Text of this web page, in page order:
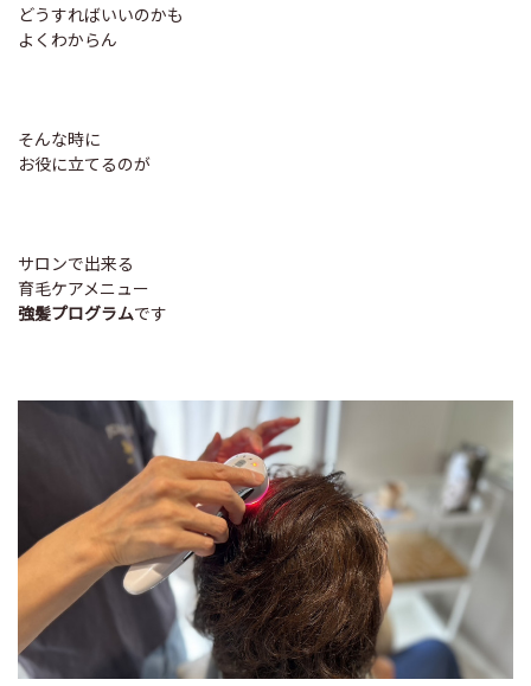
どうすればいいのかも
よくわからん
そんな時に
お役に立てるのが
サロンで出来る
育毛ケアメニュー
強髪プログラムです